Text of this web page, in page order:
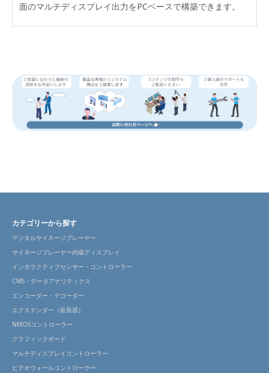
面のマルチディスプレイ出力をPCベースで構築できます。
カテゴリーから探す
デジタルサイネージプレーヤー
サイネージプレーヤー内蔵ディスプレイ
インタラクティブセンサー・コントローラー
CMS・データアナリティクス
エンコーダー・デコーダー
エクステンダー（延長器）
NMOSコントローラー
グラフィックボード
マルチディスプレイコントローラー
ビデオウォールコントローラー